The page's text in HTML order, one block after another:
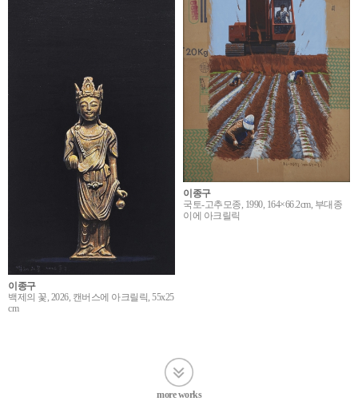
이종구
국토-고추모종, 1990, 164×66.2cm, 부대종
이에 아크릴릭
이종구
백제의 꽃, 2026, 캔버스에 아크릴릭, 55x25
cm
more works